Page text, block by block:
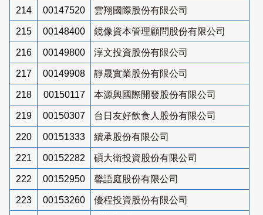
214 00147520 雲翔國際股份有限公司
215 00148400 鏡像資本管理顧問股份有限公司
216 00149800 淳文投資股份有限公司
217 00149908 靜晟實業股份有限公司
218 00150117 本源興國際開發股份有限公司
219 00150307 台日友好飲食人股份有限公司
220 00151333 續承股份有限公司
221 00152282 碩大衛投資股份有限公司
222 00152950 馨語庭股份有限公司
223 00153260 優程投資股份有限公司